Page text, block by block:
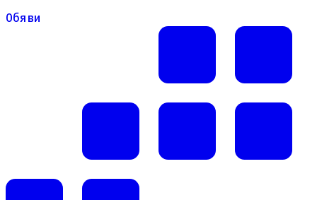
Обяви